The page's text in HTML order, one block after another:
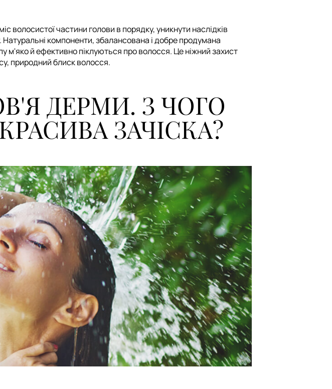
волосистої частини голови в порядку, уникнути наслідків
Натуральні компоненти, збалансована і добре продумана
м'яко й ефективно піклуються про волосся. Це ніжний захист
природний блиск волосся.
ДЕРМИ. З ЧОГО
ЗАЧІСКА?